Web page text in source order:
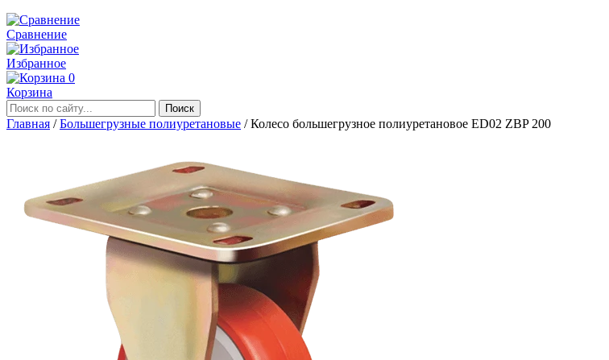
Сравнение
Избранное
0
Корзина
Главная /Большегрузные полиуретановые /Колесо большегрузное полиуретановое ED02 ZBP 200